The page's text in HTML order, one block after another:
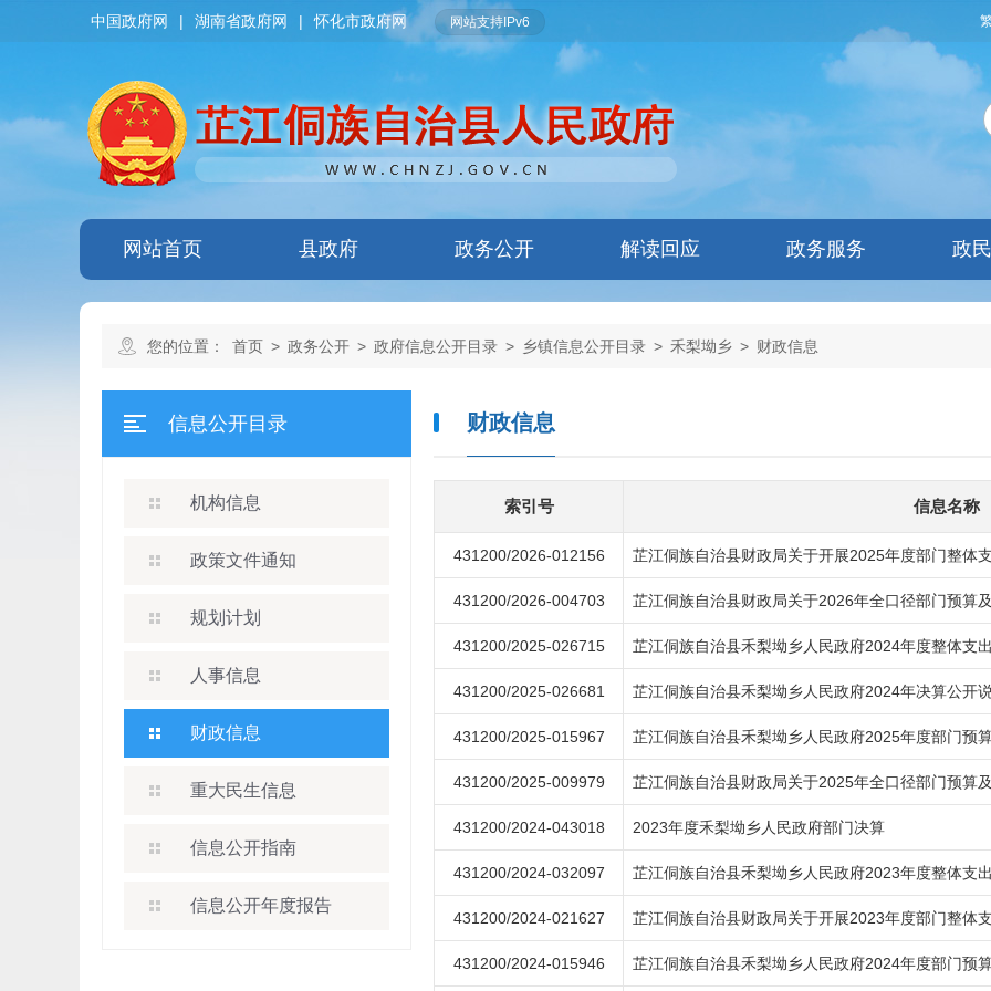
中国政府网 | 湖南省政府网 | 怀化市政府网 网站支持IPv6
网站首页 县政府 政务公开 解读回应 政务服务 政
您的位置： 首页 > 政务公开 > 政府信息公开目录 > 乡镇信息公开目录 > 禾梨坳乡 > 财政信息
信息公开目录
机构信息
政策文件通知
规划计划
人事信息
财政信息
重大民生信息
信息公开指南
信息公开年度报告
财政信息
索引号 信息名称
431200/2026-012156 芷江侗族自治县财政局关于开展2025年度部门整体
431200/2026-004703 芷江侗族自治县财政局关于2026年全口径部门预算
431200/2025-026715 芷江侗族自治县禾梨坳乡人民政府2024年度整体支
431200/2025-026681 芷江侗族自治县禾梨坳乡人民政府2024年决算公开
431200/2025-015967 芷江侗族自治县禾梨坳乡人民政府2025年度部门预
431200/2025-009979 芷江侗族自治县财政局关于2025年全口径部门预算
431200/2024-043018 2023年度禾梨坳乡人民政府部门决算
431200/2024-032097 芷江侗族自治县禾梨坳乡人民政府2023年度整体支
431200/2024-021627 芷江侗族自治县财政局关于开展2023年度部门整体
431200/2024-015946 芷江侗族自治县禾梨坳乡人民政府2024年度部门预